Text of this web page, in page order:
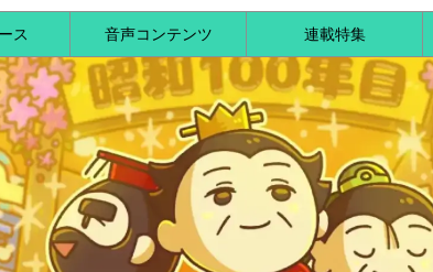
ス 音声コンテンツ 連載特集